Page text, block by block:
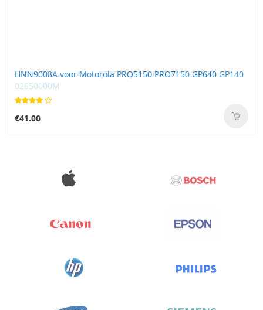
HNN9008A voor Motorola PRO5150 PRO7150 GP640 GP140
€41.00